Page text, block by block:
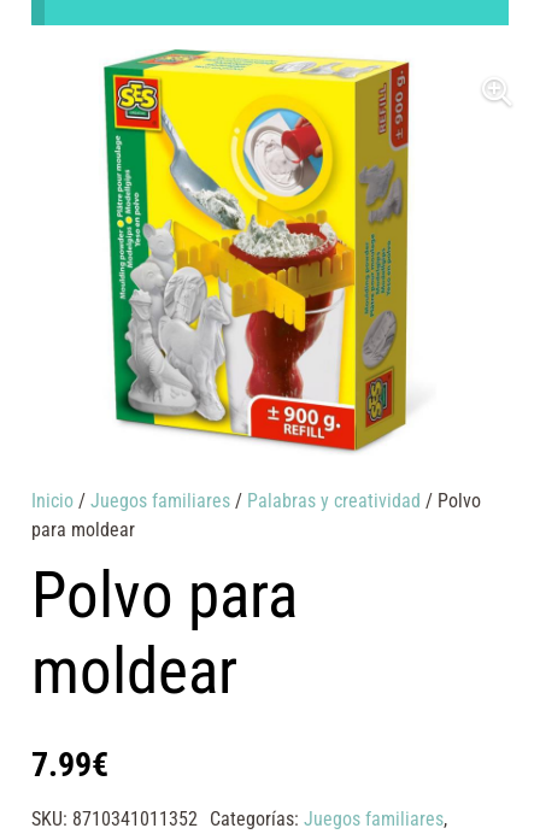
Inicio /Juegos familiares / Palabras y creatividad / Polvo
para moldear
Polvo para
moldear
7.99€
SKU: 8710341011352 Categorías: Juegos familiares,